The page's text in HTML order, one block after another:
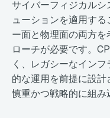
サイバーフィジカルシ
ューションを適用す
ー面と物理面の両方
ローチが必要です。
く、レガシーなイン
的な運用を前提に設
慎重かつ戦略的に組み